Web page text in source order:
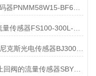
autonics奥托尼克斯光电传感器BJ300-DDT-P相关介绍
ifm易福门带止回阀的流量传感器SBY333工作原理